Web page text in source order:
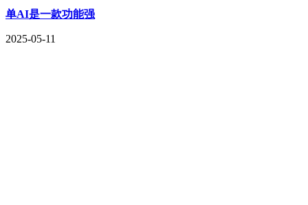
单AI是一款功能强
2025-05-11